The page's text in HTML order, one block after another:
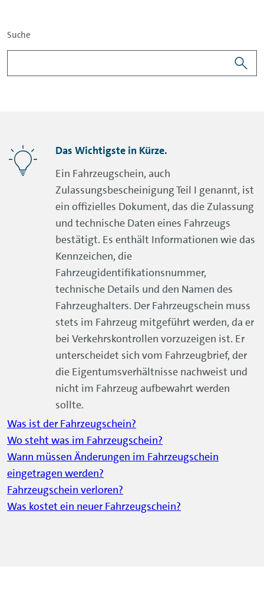
Suche
Das Wichtigste in Kürze.
Ein Fahrzeugschein, auch
Zulassungsbescheinigung Teil I genannt, ist
ein offizielles Dokument, das die Zulassung
und technische Daten eines Fahrzeugs
bestätigt. Es enthält Informationen wie das
Kennzeichen, die
Fahrzeugidentifikationsnummer,
technische Details und den Namen des
Fahrzeughalters. Der Fahrzeugschein muss
stets im Fahrzeug mitgeführt werden, da er
bei Verkehrskontrollen vorzuzeigen ist. Er
unterscheidet sich vom Fahrzeugbrief, der
die Eigentumsverhältnisse nachweist und
nicht im Fahrzeug aufbewahrt werden
sollte.
Was ist der Fahrzeugschein?
Wo steht was im Fahrzeugschein?
Wann müssen Änderungen im Fahrzeugschein
eingetragen werden?
Fahrzeugschein verloren?
Was kostet ein neuer Fahrzeugschein?